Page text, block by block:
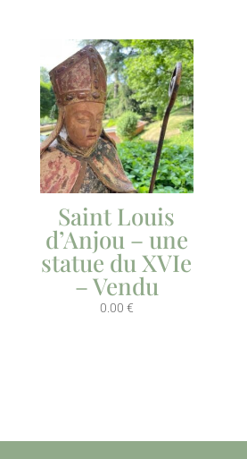
Saint Louis
d’Anjou – une
statue du XVIe
– Vendu
0.00 €